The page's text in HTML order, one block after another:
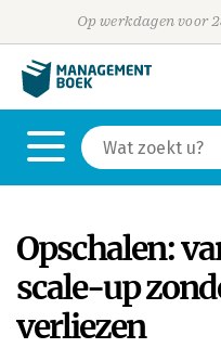
Op werkdagen voor
Opschalen:
scale-up
verliezen